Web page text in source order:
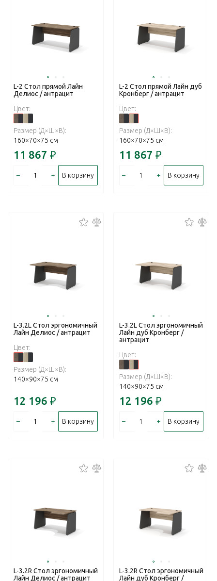
L-2 Стол прямой Лайн
Делиос / антрацит
Цвет:
Размер (Д×Ш×В):
160×70×75 см
11 867 ₽
– + В корзину
L-2 Стол прямой Лайн дуб
Кронберг / антрацит
Цвет:
Размер (Д×Ш×В):
160×70×75 см
11 867 ₽
– + В корзину
L-3.2L Стол эргономичный
Лайн Делиос / антрацит
Цвет:
Размер (Д×Ш×В):
140×90×75 см
12 196 ₽
– + В корзину
L-3.2L Стол эргономичный
Лайн дуб Кронберг /
антрацит
Цвет:
Размер (Д×Ш×В):
140×90×75 см
12 196 ₽
– + В корзину
L-3.2R Стол эргономичный
Лайн Делиос / антрацит
L-3.2R Стол эргономичный
Лайн дуб Кронберг /